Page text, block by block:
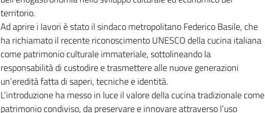
territorio.
Ad aprire i lavori è stato il sindaco metropolitano Federico Basile, che
ha richiamato il recente riconoscimento UNESCO della cucina italiana
come patrimonio culturale immateriale, sottolineando la
responsabilità di custodire e trasmettere alle nuove generazioni
un’eredità fatta di saperi, tecniche e identità.
L’introduzione ha messo in luce il valore della cucina tradizionale come
patrimonio condiviso, da preservare e innovare attraverso l’uso